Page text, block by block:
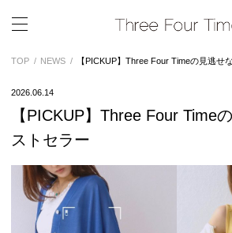
TOP NEWS 【PICKUP】Three Four Timeの見逃せ
2026.06.14
【PICKUP】Three Four Time
ストセラー